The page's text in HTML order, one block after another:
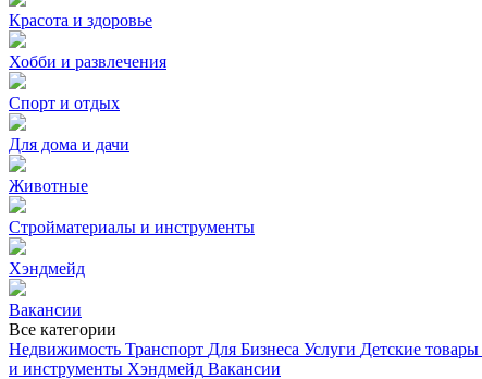
Красота и здоровье
Хобби и развлечения
Спорт и отдых
Для дома и дачи
Животные
Стройматериалы и инструменты
Хэндмейд
Вакансии
Все категории
Недвижимость Транспорт Для Бизнеса Услуги Детские товары
и инструменты Хэндмейд Вакансии